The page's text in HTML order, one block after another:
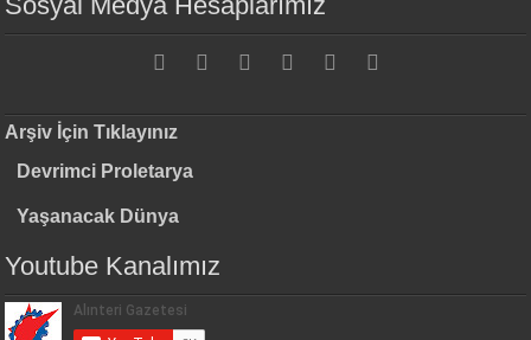
Arşiv İçin Tıklayınız
Devrimci Proletarya
Yaşanacak Dünya
Youtube Kanalımız